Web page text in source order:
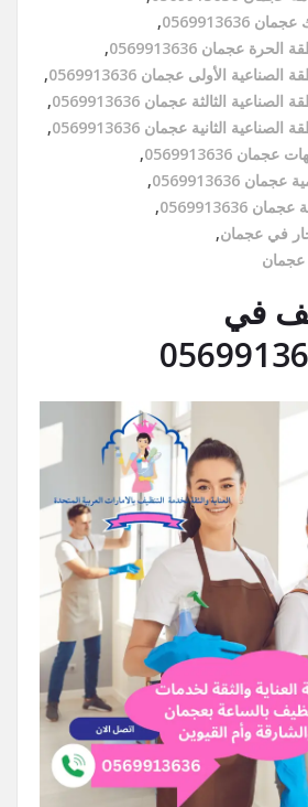
,
عجمان 0569913636
,
الأولى عجمان 0569913636
,
الثالثة عجمان 0569913636
,
الثانية عجمان 0569913636
,
0569913636
,
0569913636
,
,
في عجمان,
عجمان
في